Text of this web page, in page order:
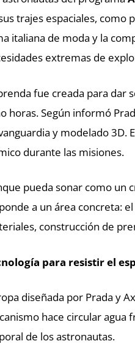
trajes espaciales, como
italiana de moda y la
extremas de
fue creada para dar
horas. Según informó
y modelado 3D.
durante las misiones.
pueda sonar como un
a un área concreta:
construcción de
para resistir el
diseñada por Prada y
hace circular agua
de los astronautas.